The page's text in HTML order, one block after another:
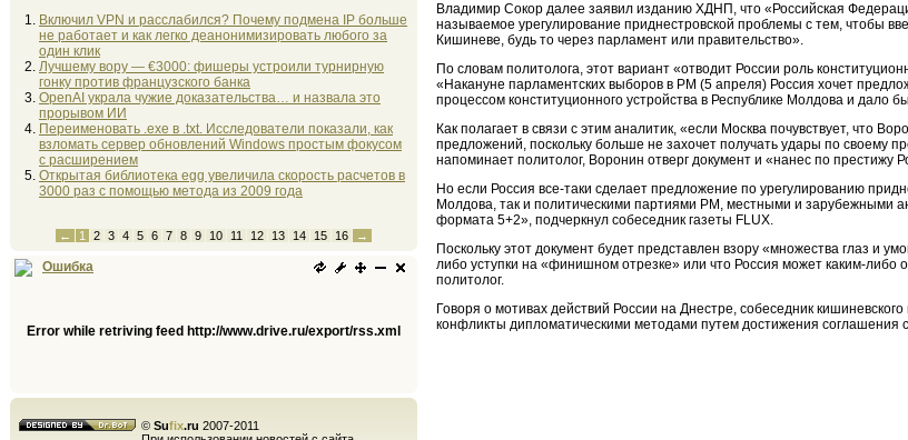
Включил VPN и расслабился? Почему подмена IP больше
не работает и как легко деанонимизировать любого за
один клик
Лучшему вору — €3000: фишеры устроили турнирную
гонку против французского банка
OpenAI украла чужие доказательства… и назвала это
прорывом ИИ
Переименовать .exe в .txt. Исследователи показали, как
взломать сервер обновлений Windows простым фокусом
с расширением
Открытая библиотека egg увеличила скорость расчетов в
3000 раз с помощью метода из 2009 года
← 1 2 3 4 5 6 7 8 9 10 11 12 13 14 15 16 →
Ошибка
Error while retriving feed http://www.drive.ru/export/rss.xml
© Sufix.ru 2007-2011
Владимир Сокор далее заявил изданию ХДНП, что «Российская
называемое урегулирование приднестровской проблемы с тем, чтобы
Кишиневе, будь то через парламент или правительство».
По словам политолога, этот вариант «отводит России роль
«Накануне парламентских выборов в РМ (5 апреля) Россия хочет
процессом конституционного устройства в Республике Молдова и дало
Как полагает в связи с этим аналитик, «если Москва почувствует, что
предложений, поскольку больше не захочет получать удары по своему
напоминает политолог, Воронин отверг документ и «нанес по
Но если Россия все-таки сделает предложение по урегулированию
Молдова, так и политическими партиями РМ, местными и зарубежными
формата 5+2», подчеркнул собеседник газеты FLUX.
Поскольку этот документ будет представлен взору «множества глаз и
либо уступки на «финишном отрезке» или что Россия может каким-
политолог.
Говоря о мотивах действий России на Днестре, собеседник
конфликты дипломатическими методами путем достижения соглашения